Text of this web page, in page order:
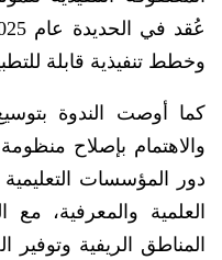
وخطط تنفيذية قابلة
كما أوصت الندوة
والاهتمام بإصلاح
دور المؤسسات
العلمية والمعرفية،
المناطق الريفية وتوفير